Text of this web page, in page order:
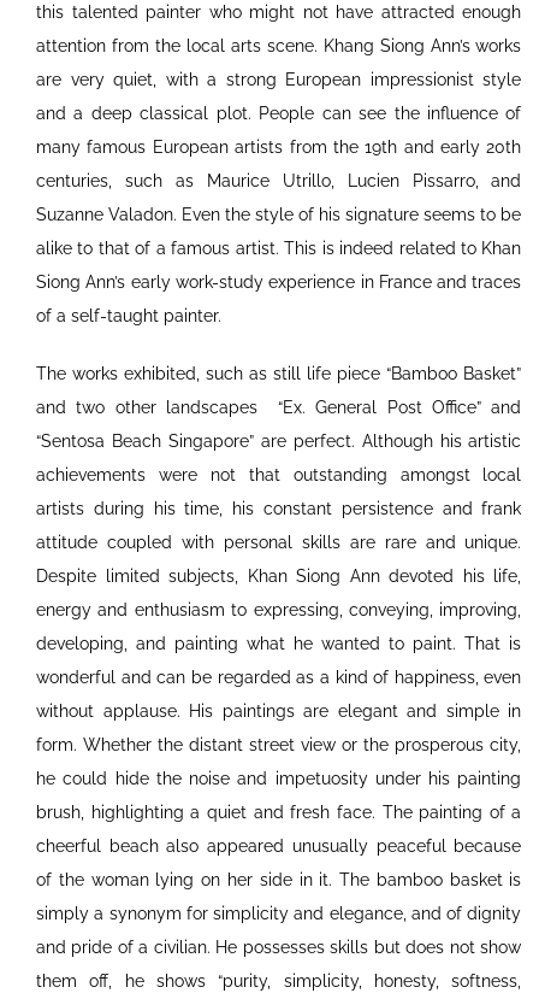
this talented painter who might not have attracted enough
attention from the local arts scene. Khang Siong Ann’s works
are very quiet, with a strong European impressionist style
and a deep classical plot. People can see the influence of
many famous European artists from the 19th and early 20th
centuries, such as Maurice Utrillo, Lucien Pissarro, and
Suzanne Valadon. Even the style of his signature seems to be
alike to that of a famous artist. This is indeed related to Khan
Siong Ann’s early work-study experience in France and traces
of a self-taught painter.
The works exhibited, such as still life piece “Bamboo Basket”
and two other landscapes “Ex. General Post Office” and
“Sentosa Beach Singapore” are perfect. Although his artistic
achievements were not that outstanding amongst local
artists during his time, his constant persistence and frank
attitude coupled with personal skills are rare and unique.
Despite limited subjects, Khan Siong Ann devoted his life,
energy and enthusiasm to expressing, conveying, improving,
developing, and painting what he wanted to paint. That is
wonderful and can be regarded as a kind of happiness, even
without applause. His paintings are elegant and simple in
form. Whether the distant street view or the prosperous city,
he could hide the noise and impetuosity under his painting
brush, highlighting a quiet and fresh face. The painting of a
cheerful beach also appeared unusually peaceful because
of the woman lying on her side in it. The bamboo basket is
simply a synonym for simplicity and elegance, and of dignity
and pride of a civilian. He possesses skills but does not show
them off, he shows “purity, simplicity, honesty, softness,